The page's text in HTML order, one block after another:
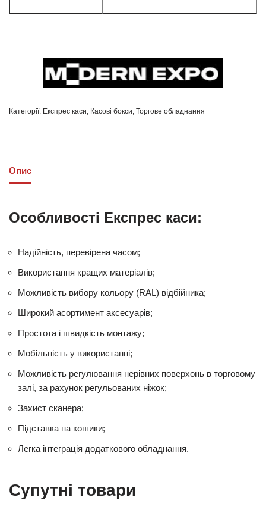
Категорії: Експрес каси, Касові бокси, Торгове обладнання
Опис
Особливості Експрес каси:
Надійність, перевірена часом;
Використання кращих матеріалів;
Можливість вибору кольору (RAL) відбійника;
Широкий асортимент аксесуарів;
Простота і швидкість монтажу;
Мобільність у використанні;
Можливість регулювання нерівних поверхонь в торговому
залі, за рахунок регульованих ніжок;
Захист сканера;
Підставка на кошики;
Легка інтеграція додаткового обладнання.
Супутні товари